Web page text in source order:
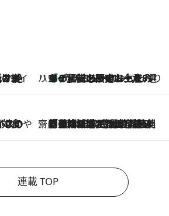
ワイ ハワイ賢者 リサのお気に入りリスト2026.8.6
あの伝説の限定トートも！ リニューアルした「ディーン＆デルーカ ハワイ」で必須のお土産8選
齋藤 薫 美容脳ルネサンス
2026.8.6
「荷物が増えるほど旅ストレスは増す」美容ジャーナリストがたどり着いた最終結論。“化粧品を劇的に減らす”感動の凝縮美容とは
連載 TOP